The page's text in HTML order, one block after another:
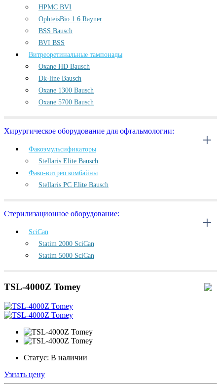
HPMC BVI
OphteisBio 1.6 Rayner
BSS Bausch
BVI BSS
Витреоретинальные тампонады
Oxane HD Bausch
Dk-line Bausch
Oxane 1300 Bausch
Oxane 5700 Bausch
Хирургическое оборудование для офтальмологии:
Факоэмульсификаторы
Stellaris Elite Bausch
Фако-витрео комбайны
Stellaris PC Elite Bausch
Стерилизационное оборудование:
SciCan
Statim 2000 SciCan
Statim 5000 SciCan
TSL-4000Z Tomey
Статус: В наличии
Узнать цену